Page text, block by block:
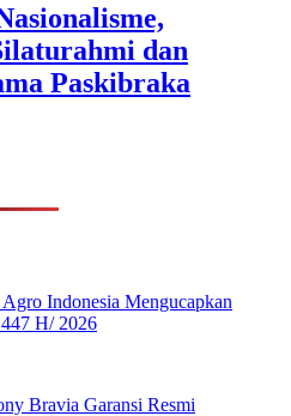
dan
Paskibraka
Indonesia Mengucapkan
H/ 2026
Bravia Garansi Resmi